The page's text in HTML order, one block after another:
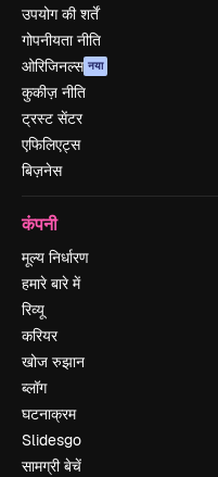
उपयोग की शर्तें
गोपनीयता नीति
ओरिजिनल्स नया
कुकीज़ नीति
ट्रस्ट सेंटर
एफिलिएट्स
बिज़नेस
कंपनी
मूल्य निर्धारण
हमारे बारे में
रिव्यू
करियर
खोज रुझान
ब्लॉग
घटनाक्रम
Slidesgo
सामग्री बेचें